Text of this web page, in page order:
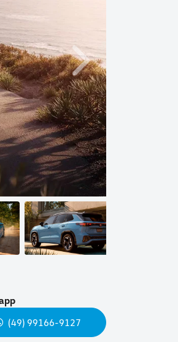
Próximo
(49) 99166-9127